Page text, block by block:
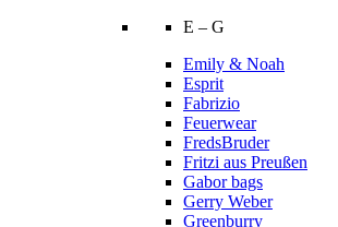
E – G
Emily & Noah
Esprit
Fabrizio
Feuerwear
FredsBruder
Fritzi aus Preußen
Gabor bags
Gerry Weber
Greenburry